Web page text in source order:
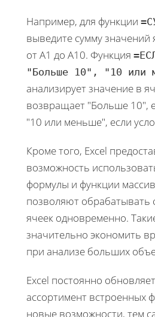
Например, для функции
выведите сумму значений
от A1 до A10. Функция
"Больше 10", "10 или
анализирует значение в
возвращает "Больше 10",
"10 или меньше", если
Кроме того, Excel
возможность
формулы и функции
позволяют обрабатывать
ячеек одновременно.
значительно экономить
при анализе больших
Excel постоянно
ассортимент встроенных
новые возможности, тем